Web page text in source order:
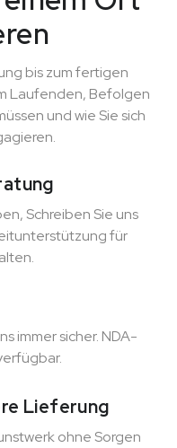
bis zum fertigen
Laufenden, Befolgen
und wie Sie sich
Schreiben Sie uns
für
immer sicher. NDA-
Lieferung
ohne Sorgen